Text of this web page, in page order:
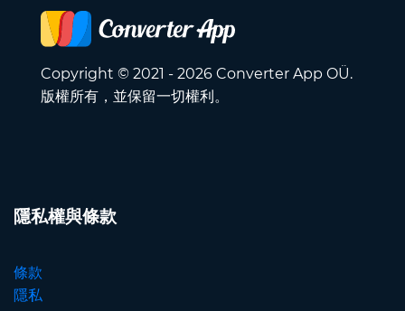
Copyright © 2021 - 2026 Converter App OÜ.
版權所有，並保留一切權利。
隱私權與條款
條款
隱私